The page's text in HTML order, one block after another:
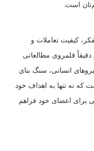
است.
کیفیت تعاملات و
قلمروی مطالعاتی
انسانی، سنگ بنای
که نه تنها به اهداف خود
برای اعضای خود فراهم